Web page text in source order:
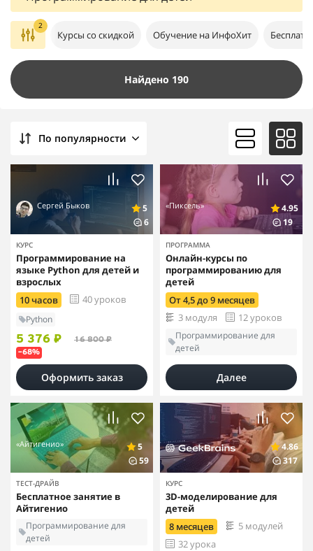
2
Курсы со скидкой Обучение на ИнфоХит
Найдено 190
По популярности
Сергей Быков
5
6
КУРС
Программирование на
языке Python для детей и
взрослых
10 часов
40 уроков
Python
5 376 ₽ 16 800 ₽
–68%
Оформить заказ
«Пиксель»
4.95
19
ПРОГРАММА
Онлайн-курсы по
программированию для
детей
От 4,5 до 9 месяцев
3 модуля
12 уроков
Программирование для
детей
Далее
«Айтигенио»
5
59
ТЕСТ-ДРАЙВ
Бесплатное занятие в
Айтигенио
Программирование для
детей
4.86
317
КУРС
3D-моделирование для
детей
8 месяцев
5 модулей
32 урока